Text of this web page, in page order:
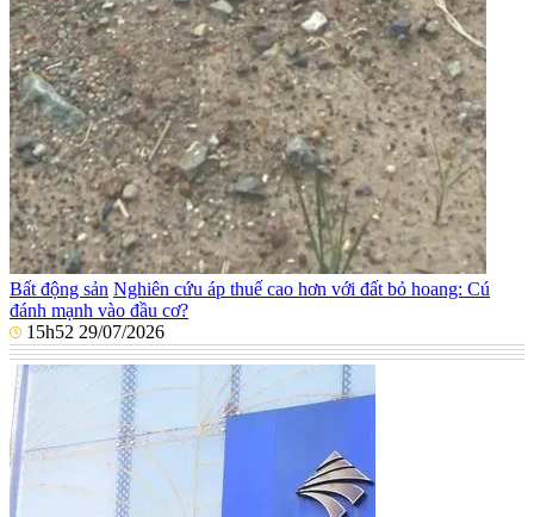
Bất động sản Nghiên cứu áp thuế cao hơn với đất bỏ hoang: Cú
đánh mạnh vào đầu cơ?
15h52 29/07/2026